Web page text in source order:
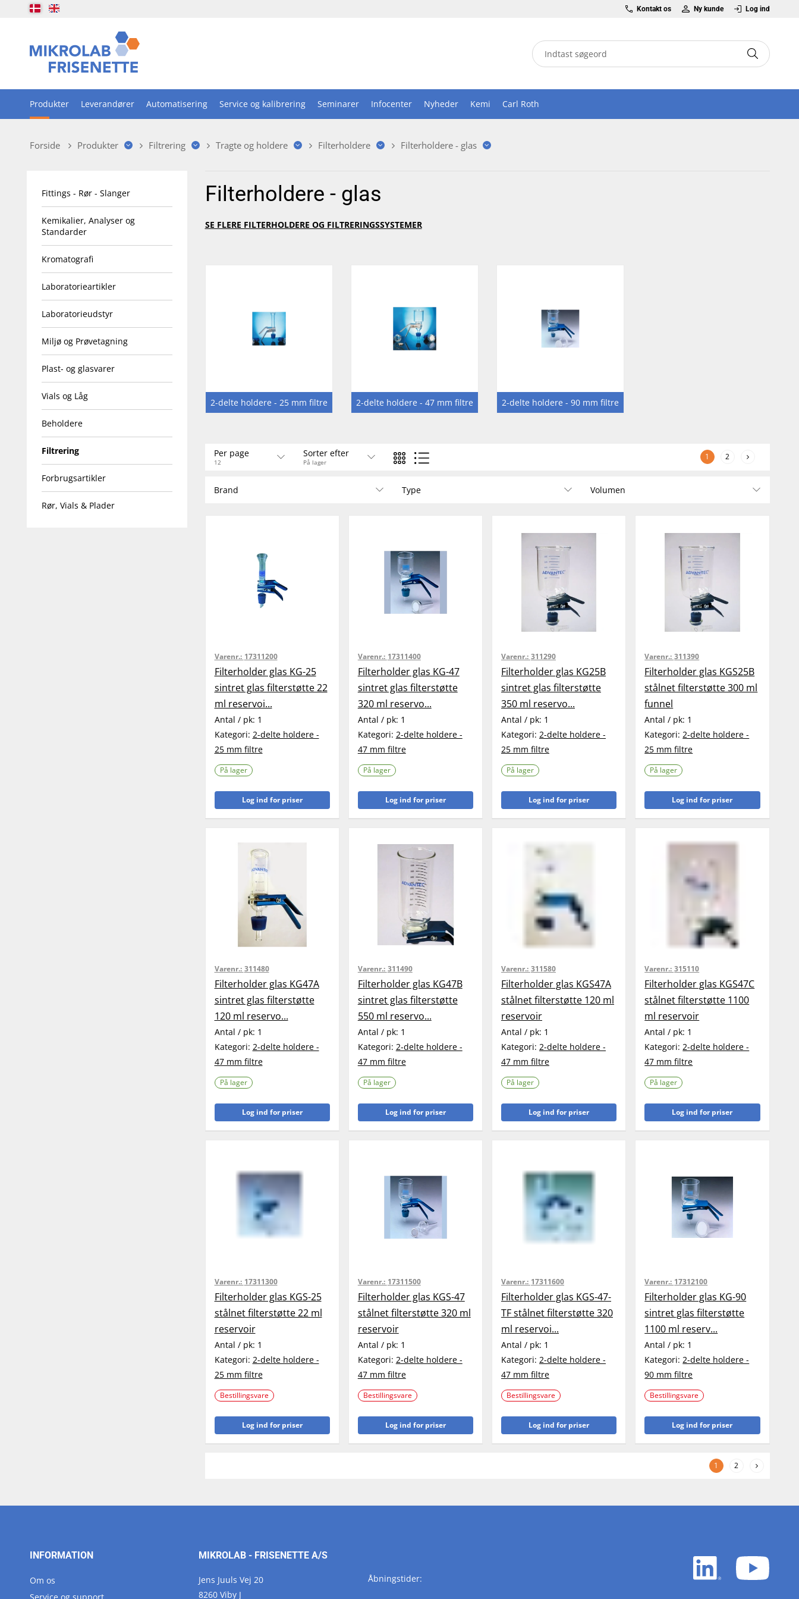
Kontakt os Ny kunde Log ind
Produkter Leverandører Automatisering Service og kalibrering Seminarer Infocenter Nyheder Kemi Carl Roth
Forside Produkter Filtrering Tragte og holdere Filterholdere Filterholdere - glas
Fittings - Rør - Slanger
Kemikalier, Analyser og
Standarder
Kromatografi
Laboratorieartikler
Laboratorieudstyr
Miljø og Prøvetagning
Plast- og glasvarer
Vials og Låg
Beholdere
Filtrering
Forbrugsartikler
Rør, Vials & Plader
Filterholdere - glas
SE FLERE FILTERHOLDERE OG FILTRERINGSSYSTEMER
2-delte holdere - 25 mm filtre 2-delte holdere - 47 mm filtre 2-delte holdere - 90 mm filtre
Per page
12
Sorter efter
På lager
1 2
Brand Type Volumen
Varenr.: 17311200
Filterholder glas KG-25
sintret glas filterstøtte 22
ml reservoi...
Antal / pk: 1
Kategori: 2-delte holdere -
25 mm filtre
På lager
Log ind for priser
Varenr.: 17311400
Filterholder glas KG-47
sintret glas filterstøtte
320 ml reservo...
Antal / pk: 1
Kategori: 2-delte holdere -
47 mm filtre
På lager
Log ind for priser
Varenr.: 311290
Filterholder glas KG25B
sintret glas filterstøtte
350 ml reservo...
Antal / pk: 1
Kategori: 2-delte holdere -
25 mm filtre
På lager
Log ind for priser
Varenr.: 311390
Filterholder glas KGS25B
stålnet filterstøtte 300 ml
funnel
Antal / pk: 1
Kategori:2-delte holdere -
25 mm filtre
På lager
Log ind for priser
Varenr.: 311480
Filterholder glas KG47A
sintret glas filterstøtte
120 ml reservo...
Antal / pk: 1
Kategori: 2-delte holdere -
47 mm filtre
På lager
Log ind for priser
Varenr.: 311490
Filterholder glas KG47B
sintret glas filterstøtte
550 ml reservo...
Antal / pk: 1
Kategori: 2-delte holdere -
47 mm filtre
På lager
Log ind for priser
Varenr.: 311580
Filterholder glas KGS47A
stålnet filterstøtte 120 ml
reservoir
Antal / pk: 1
Kategori: 2-delte holdere -
47 mm filtre
På lager
Log ind for priser
Varenr.: 315110
Filterholder glas KGS47C
stålnet filterstøtte 1100
ml reservoir
Antal / pk: 1
Kategori:2-delte holdere -
47 mm filtre
På lager
Log ind for priser
Varenr.: 17311300
Filterholder glas KGS-25
stålnet filterstøtte 22 ml
reservoir
Antal / pk: 1
Kategori: 2-delte holdere -
25 mm filtre
Bestillingsvare
Log ind for priser
Varenr.: 17311500
Filterholder glas KGS-47
stålnet filterstøtte 320 ml
reservoir
Antal / pk: 1
Kategori: 2-delte holdere -
47 mm filtre
Bestillingsvare
Log ind for priser
Varenr.: 17311600
Filterholder glas KGS-47-
TF stålnet filterstøtte 320
ml reservoi...
Antal / pk: 1
Kategori: 2-delte holdere -
47 mm filtre
Bestillingsvare
Log ind for priser
Varenr.: 17312100
Filterholder glas KG-90
sintret glas filterstøtte
1100 ml reserv...
Antal / pk: 1
Kategori: 2-delte holdere -
90 mm filtre
Bestillingsvare
Log ind for priser
1 2
INFORMATION
Om os
MIKROLAB - FRISENETTE A/S
Jens Juuls Vej 20
8260 Viby J
Åbningstider:
LinkedIn
white
white